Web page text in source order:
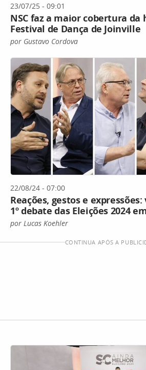
23/07/25 - 09:01
NSC faz a maior cobertura da
Festival de Dança de Joinville
por Gustavo Cordova
22/08/24 - 07:00
Reações, gestos e
1º debate das Eleições 2024
por Lucas Koehler
CONTINUA APÓS A